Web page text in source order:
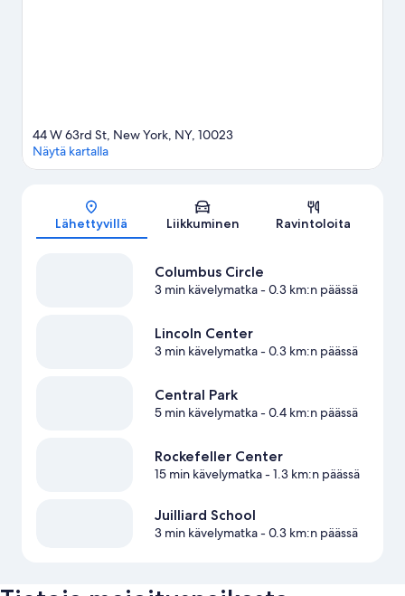
Kartta
44 W 63rd St, New York, NY, 10023
Näytä kartalla
Lähettyvillä Liikkuminen Ravintoloita
Columbus Circle
3 min kävelymatka- 0.3 km:n päässä
Lincoln Center
3 min kävelymatka- 0.3 km:n päässä
Central Park
5 min kävelymatka- 0.4 km:n päässä
Rockefeller Center
15 min kävelymatka- 1.3 km:n päässä
Juilliard School
3 min kävelymatka- 0.3 km:n päässä